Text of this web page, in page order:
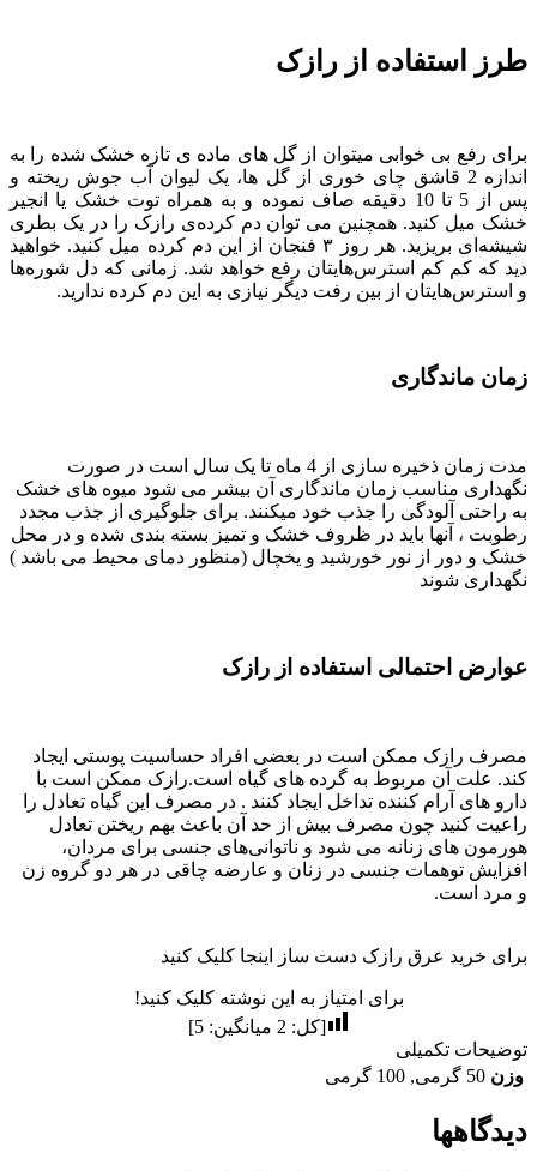
طرز استفاده از رازک
برای رفع بی خوابی میتوان از گل های ماده ی تازه خشک شده را به
اندازه 2 قاشق چای خوری از گل ها، یک لیوان آب جوش ریخته و
پس از 5 تا 10 دقیقه صاف نموده و به همراه توت خشک یا انجیر
خشک میل کنید. همچنین می توان دم کرده‌ی رازک را در یک بطری
شیشه‌ای بریزید. هر روز ۳ فنجان از این دم کرده میل کنید. خواهید
دید که کم کم استرس‌هایتان رفع خواهد شد. زمانی که دل شوره‌ها
و استرس‌هایتان از بین رفت دیگر نیازی به این دم کرده ندارید.
زمان ماندگاری
مدت زمان ذخیره سازی از 4 ماه تا یک سال است در صورت
نگهداری مناسب زمان ماندگاری آن بیشر می شود میوه های خشک
به راحتی آلودگی را جذب خود میکنند. برای جلوگیری از جذب مجدد
رطوبت ، آنها باید در ظروف خشک و تمیز بسته بندی شده و در محل
خشک و دور از نور خورشید و یخچال (منظور دمای محیط می باشد )
نگهداری شوند
عوارض احتمالی استفاده از رازک
مصرف رازک ممکن است در بعضی افراد حساسیت پوستی ایجاد
کند. علت آن مربوط به گرده های گیاه است.رازک ممکن است با
دارو های آرام کننده تداخل ایجاد کنند . در مصرف این گیاه تعادل را
راعیت کنید چون مصرف بیش از حد آن باعث بهم ریختن تعادل
هورمون های زنانه می شود و ناتوانی‌های جنسی برای مردان،
افزایش توهمات جنسی در زنان و عارضه چاقی در هر دو گروه زن
و مرد است.
برای خرید عرق رازک دست ساز اینجا کلیک کنید
برای امتیاز به این نوشته کلیک کنید!
[کل: 2 میانگین:5
]
توضیحات تکمیلی
وزن 50 گرمی , 100 گرمی
دیدگاهها